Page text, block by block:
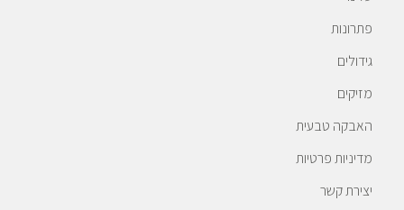
פתרונות
גידולים
מזיקים
האבקה טבעית
מדיניות פרטיות
יצירת קשר